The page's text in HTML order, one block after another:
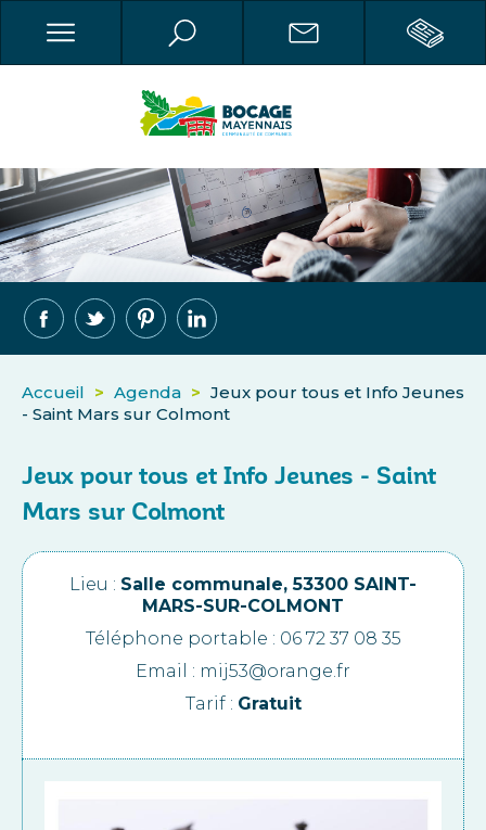
Accueil > Agenda > Jeux pour tous et Info Jeunes
- Saint Mars sur Colmont
Jeux pour tous et Info Jeunes - Saint
Mars sur Colmont
Lieu : Salle communale, 53300 SAINT-
MARS-SUR-COLMONT
Téléphone portable : 06 72 37 08 35
Email : mij53@orange.fr
Tarif : Gratuit